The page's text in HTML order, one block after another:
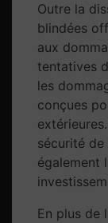
Outre la
blindées
aux
tentatives
les
conçues
sécurité
également
En plus de